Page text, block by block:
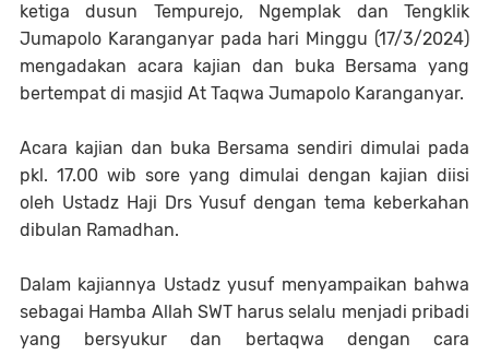
ketiga dusun Tempurejo, Ngemplak dan Tengklik
Jumapolo Karanganyar pada hari Minggu (17/3/2024)
mengadakan acara kajian dan buka Bersama yang
bertempat di masjid At Taqwa Jumapolo Karanganyar.
Acara kajian dan buka Bersama sendiri dimulai pada
pkl. 17.00 wib sore yang dimulai dengan kajian diisi
oleh Ustadz Haji Drs Yusuf dengan tema keberkahan
dibulan Ramadhan.
Dalam kajiannya Ustadz yusuf menyampaikan bahwa
sebagai Hamba Allah SWT harus selalu menjadi pribadi
yang bersyukur dan bertaqwa dengan cara